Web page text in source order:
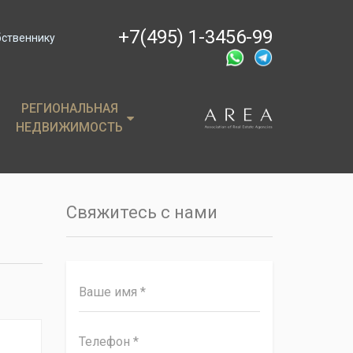
+7(495) 1-3456-99
РЕГИОНАЛЬНАЯ
НЕДВИЖИМОСТЬ
РЕГИОНАЛЬНАЯ
НЕДВИЖИМОСТЬ
Свяжитесь с нами